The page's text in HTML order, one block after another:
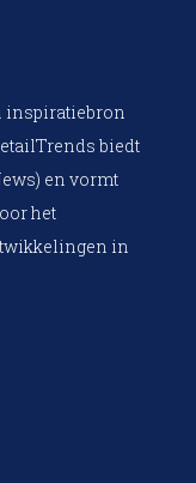
inspiratiebron
biedt
en vormt
het
in